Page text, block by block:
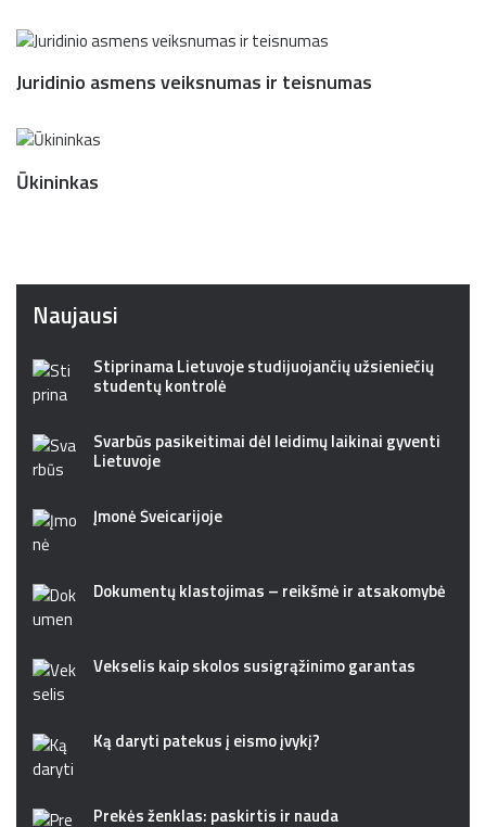
Juridinio asmens veiksnumas ir teisnumas
Ūkininkas
Naujausi
Stiprinama Lietuvoje studijuojančių užsieniečių
studentų kontrolė
Svarbūs pasikeitimai dėl leidimų laikinai gyventi
Lietuvoje
Įmonė Šveicarijoje
Dokumentų klastojimas – reikšmė ir atsakomybė
Vekselis kaip skolos susigrąžinimo garantas
Ką daryti patekus į eismo įvykį?
Prekės ženklas: paskirtis ir nauda